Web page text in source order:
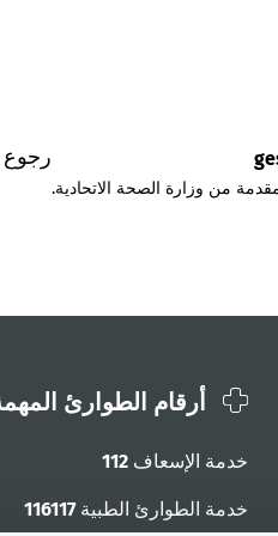
رجوع
من وزارة الصحة الاتحادية.
أرقام الطوارئ
خدمة الإسعاف 112
خدمة الطوارئ الطبية116117